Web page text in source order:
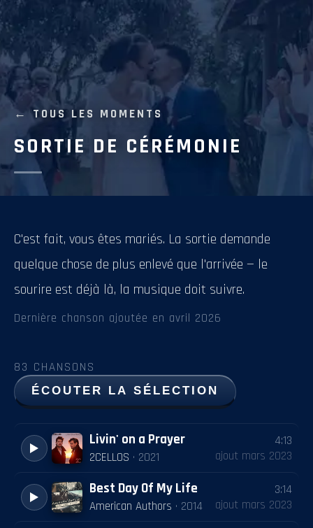
← TOUS LES MOMENTS
SORTIE DE CÉRÉMONIE
C'est fait, vous êtes mariés. La sortie demande
quelque chose de plus enlevé que l'arrivée — le
sourire est déjà là, la musique doit suivre.
Dernière chanson ajoutée en avril 2026
83 CHANSONS
ÉCOUTER LA SÉLECTION
Livin' on a Prayer
2CELLOS · 2021
4:13
ajout mars 2023
Best Day Of My Life
American Authors · 2014
3:14
ajout mars 2023